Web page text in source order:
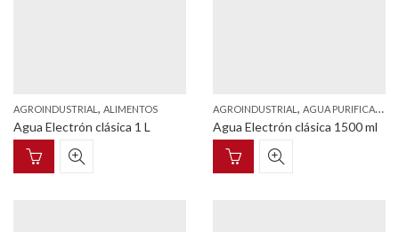
AGROINDUSTRIAL , ALIMENTOS
Agua Electrón clásica 1 L
AGROINDUSTRIAL , AGUA PURIFICADA
Agua Electrón clásica 1500 ml